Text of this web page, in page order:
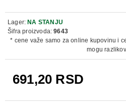
691,20 RSD
Lager: NA STANJU
Šifra proizvoda: 9643
* cene važe samo za online kupovinu i
mogu